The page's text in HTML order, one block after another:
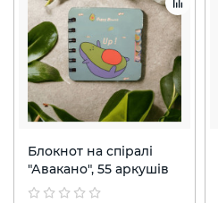
Блокнот на спіралі
"Авакано", 55 аркушів